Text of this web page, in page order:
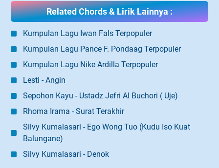
Related Chords & Lirik Lainnya :
Kumpulan Lagu Iwan Fals Terpopuler
Kumpulan Lagu Pance F. Pondaag Terpopuler
Kumpulan Lagu Nike Ardilla Terpopuler
Lesti - Angin
Sepohon Kayu - Ustadz Jefri Al Buchori ( Uje)
Rhoma Irama - Surat Terakhir
Silvy Kumalasari - Ego Wong Tuo (Kudu Iso Kuat
Balungane)
Silvy Kumalasari - Denok